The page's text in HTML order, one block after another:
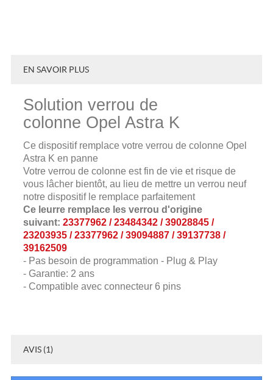
EN SAVOIR PLUS
Solution verrou de
colonne Opel Astra K
Ce dispositif remplace votre verrou de colonne Opel
Astra K en panne
Votre verrou de colonne est fin de vie et risque de
vous lâcher bientôt, au lieu de mettre un verrou neuf
notre dispositif le remplace parfaitement
Ce leurre remplace les verrou d'origine
suivant: 23377962 / 23484342 / 39028845 /
23203935 / 23377962 / 39094887 / 39137738 /
39162509
- Pas besoin de programmation - Plug & Play
- Garantie: 2 ans
- Compatible avec connecteur 6 pins
AVIS (1)